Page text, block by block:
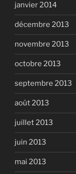
janvier 2014
décembre 2013
novembre 2013
octobre 2013
septembre 2013
août 2013
juillet 2013
juin 2013
mai 2013